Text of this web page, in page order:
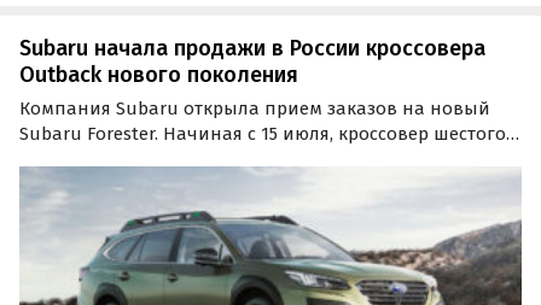
Subaru начала продажи в России кроссовера
Outback нового поколения
Компания Subaru открыла прием заказов на новый
Subaru Forester. Начиная с 15 июля, кроссовер шестого
дилерских центрах Subaru в России и Белоруссии, а до
конца августа можно будет заказать машину из…